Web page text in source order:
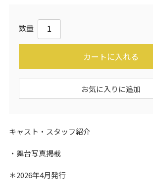
数量
カートに入れる
お気に入りに追加
キャスト・スタッフ紹介
・舞台写真掲載
＊2026年4月発行